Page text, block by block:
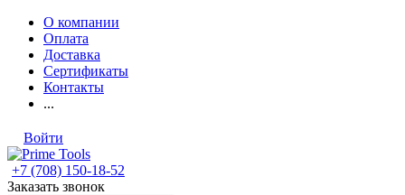
О компании
Оплата
Доставка
Сертификаты
Контакты
...
Войти
+7 (708) 150-18-52
Заказать звонок